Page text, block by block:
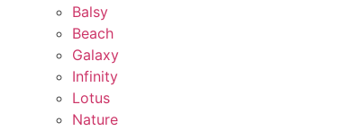
Balsy
Beach
Galaxy
Infinity
Lotus
Nature